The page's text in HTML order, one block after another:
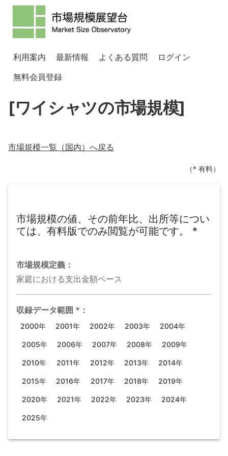
利用案内 最新情報 よくある質問
ログイン
無料会員登録
[ワイシャツの市場規模]
市場規模一覧（国内）へ戻る
（* 有料）
市場規模の値、その前年比、出所等につい
ては、有料版でのみ閲覧が可能です。
*
市場規模定義：
家庭における支出金額ベース
収録データ範囲 * ：
2000年 2001年 2002年 2003年 2004年
2005年 2006年 2007年 2008年 2009年
2010年 2011年 2012年 2013年 2014年
2015年 2016年 2017年 2018年 2019年
2020年 2021年 2022年 2023年 2024年
2025年